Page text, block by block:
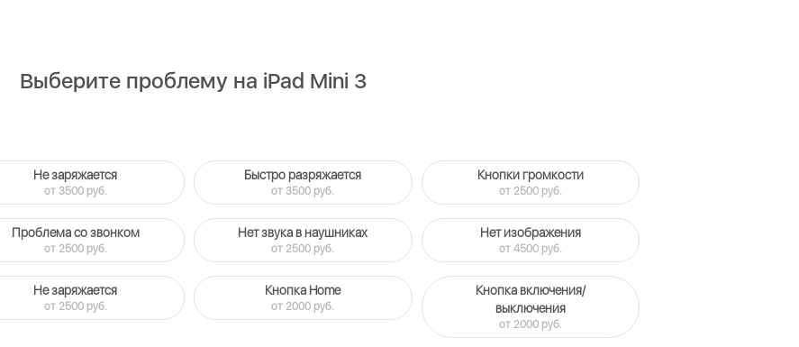
Выберите проблему на iPad Mini 3
Не заряжается
от 3500 руб.
Быстро разряжается
от 3500 руб.
Кнопки громкости
от 2500 руб.
Проблема со звонком
от 2500 руб.
Нет звука в наушниках
от 2500 руб.
Нет изображения
от 4500 руб.
Не заряжается
от 2500 руб.
Кнопка Home
от 2000 руб.
Кнопка включения/
выключения
от 2000 руб.